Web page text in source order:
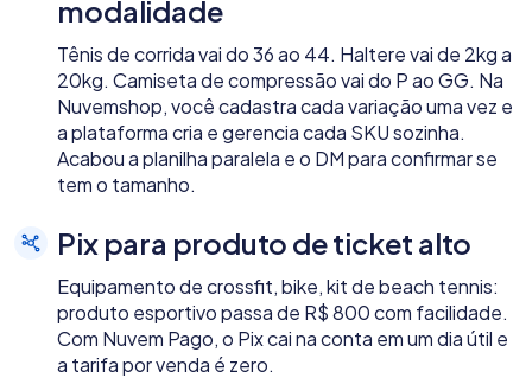
modalidade
Tênis de corrida vai do 36 ao 44. Haltere vai de 2kg a
20kg. Camiseta de compressão vai do P ao GG. Na
Nuvemshop, você cadastra cada variação uma vez e
a plataforma cria e gerencia cada SKU sozinha.
Acabou a planilha paralela e o DM para confirmar se
tem o tamanho.
Pix para produto de ticket alto
Equipamento de crossfit, bike, kit de beach tennis:
produto esportivo passa de R$ 800 com facilidade.
Com Nuvem Pago, o Pix cai na conta em um dia útil e
a tarifa por venda é zero.